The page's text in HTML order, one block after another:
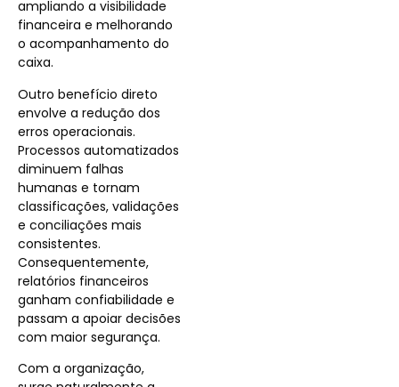
ampliando a visibilidade
financeira e melhorando
o acompanhamento do
caixa.
Outro benefício direto
envolve a redução dos
erros operacionais.
Processos automatizados
diminuem falhas
humanas e tornam
classificações, validações
e conciliações mais
consistentes.
Consequentemente,
relatórios financeiros
ganham confiabilidade e
passam a apoiar decisões
com maior segurança.
Com a organização,